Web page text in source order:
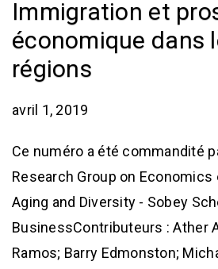
Immigration et
économique dans
régions
avril 1, 2019
Ce numéro a été commandité
Research Group on
Aging and Diversity - Sobey
BusinessContributeurs : Ather
Ramos; Barry Edmonston;